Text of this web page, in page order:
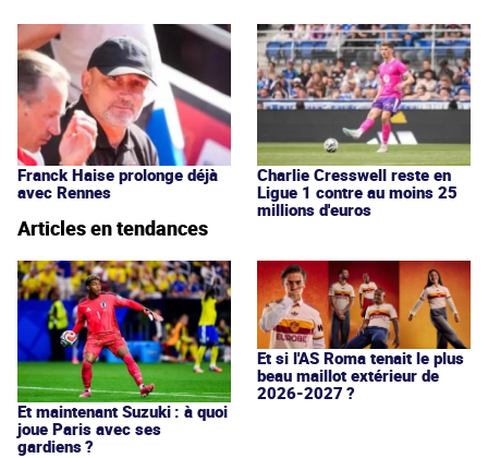
Franck Haise prolonge déjà
avec Rennes
Charlie Cresswell reste en
Ligue 1 contre au moins 25
millions d'euros
Articles en tendances
Et maintenant Suzuki : à quoi
joue Paris avec ses
gardiens ?
Et si l'AS Roma tenait le plus
beau maillot extérieur de
2026-2027 ?